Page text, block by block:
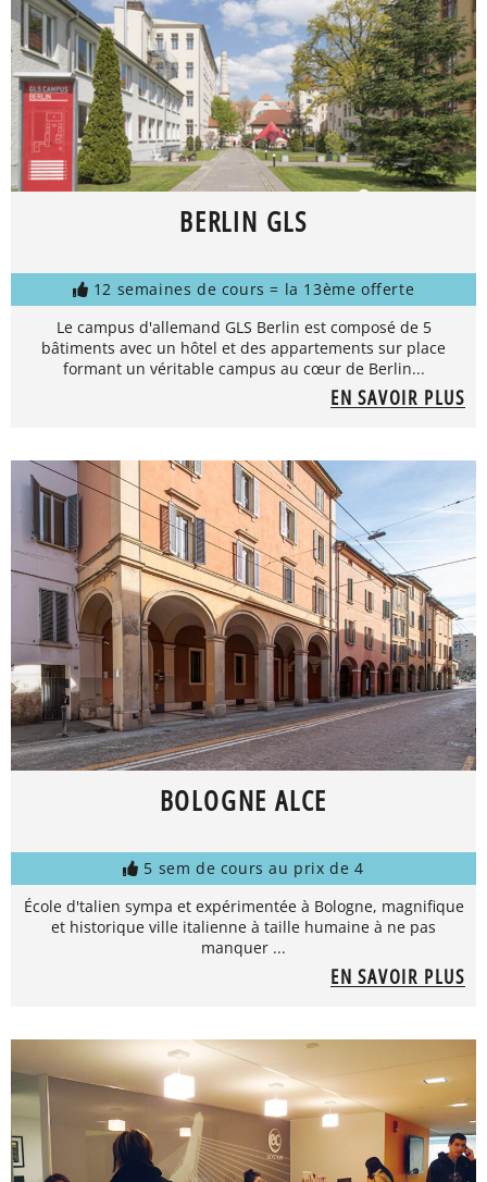
BERLIN GLS
12 semaines de cours = la 13ème offerte
Le campus d'allemand GLS Berlin est composé de 5
bâtiments avec un hôtel et des appartements sur place
formant un véritable campus au cœur de Berlin...
EN SAVOIR PLUS
BOLOGNE ALCE
5 sem de cours au prix de 4
École d'talien sympa et expérimentée à Bologne, magnifique
et historique ville italienne à taille humaine à ne pas
manquer ...
EN SAVOIR PLUS